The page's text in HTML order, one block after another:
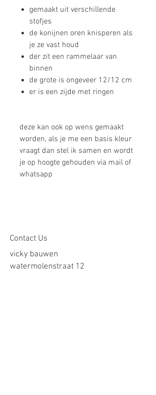
gemaakt uit verschillende
stofjes
de konijnen oren knisperen als
je ze vast houd
der zit een rammelaar van
binnen
de grote is ongeveer 12/12 cm
er is een zijde met ringen
deze kan ook op wens gemaakt
worden, als je me een basis kleur
vraagt dan stel ik samen en wordt
je op hoogte gehouden via mail of
whatsapp
Contact Us
vicky bauwen
watermolenstraat 12